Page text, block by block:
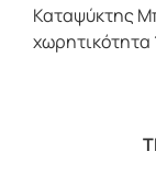
Καταψύκτης
χωρητικότητα